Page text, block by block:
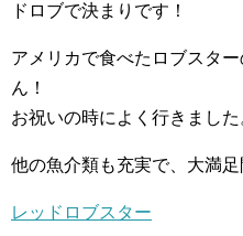
ドロブで決まりです！
アメリカで食べたロブスタ
ん！
お祝いの時によく行きました
他の魚介類も充実で、大満足
レッドロブスター